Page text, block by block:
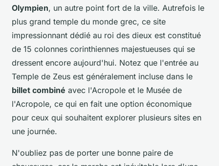
Olympien, un autre point fort de la ville. Autrefois le
plus grand temple du monde grec, ce site
impressionnant dédié au roi des dieux est constitué
de 15 colonnes corinthiennes majestueuses qui se
dressent encore aujourd'hui. Notez que l'entrée au
Temple de Zeus est généralement incluse dans le
billet combiné avec l'Acropole et le Musée de
l'Acropole, ce qui en fait une option économique
pour ceux qui souhaitent explorer plusieurs sites en
une journée.
N'oubliez pas de porter une bonne paire de